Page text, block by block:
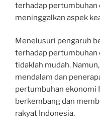
terhadap pertumbuhan
meninggalkan aspek
Menelusuri pengaruh
terhadap pertumbuhan
tidaklah mudah.
mendalam dan
pertumbuhan ekonomi
berkembang dan
rakyat Indonesia.